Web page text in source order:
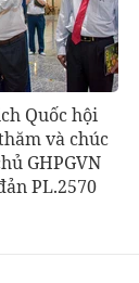
Quốc hội
và chúc
GHPGVN
PL.2570